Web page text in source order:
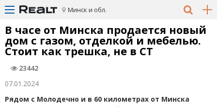
Минск и обл.
В часе от Минска продается новый
дом с газом, отделкой и мебелью.
Стоит как трешка, не в СТ
23442
07.01.2024
Рядом с Молодечно и в 60 километрах от Минска